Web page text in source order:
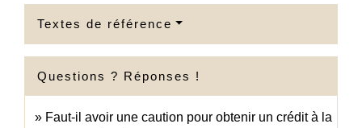
Textes de référence
Questions ? Réponses !
Faut-il avoir une caution pour obtenir un crédit à la